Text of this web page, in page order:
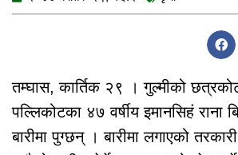
तम्घास, कार्तिक २९ । गुल्मीको
पल्लिकोटका ४७ वर्षीय इमानसिहं राना
बारीमा पुग्छन् । बारीमा लगाएको